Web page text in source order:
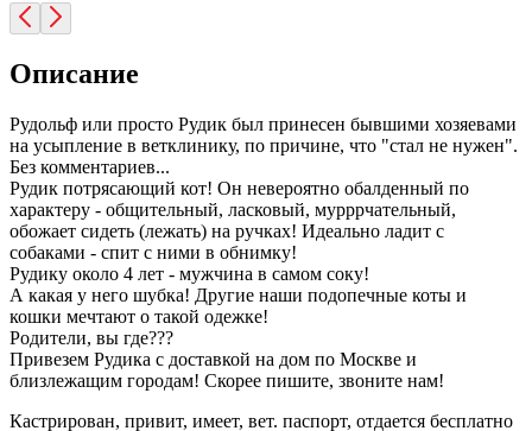
Описание
Рудольф или просто Рудик был принесен бывшими хозяевами
на усыпление в ветклинику, по причине, что "стал не нужен".
Без комментариев...
Рудик потрясающий кот! Он невероятно обалденный по
характеру - общительный, ласковый, мурррчательный,
обожает сидеть (лежать) на ручках! Идеально ладит с
собаками - спит с ними в обнимку!
Рудику около 4 лет - мужчина в самом соку!
А какая у него шубка! Другие наши подопечные коты и
кошки мечтают о такой одежке!
Родители, вы где???
Привезем Рудика с доставкой на дом по Москве и
близлежащим городам! Скорее пишите, звоните нам!
Кастрирован, привит, имеет, вет. паспорт, отдается бесплатно